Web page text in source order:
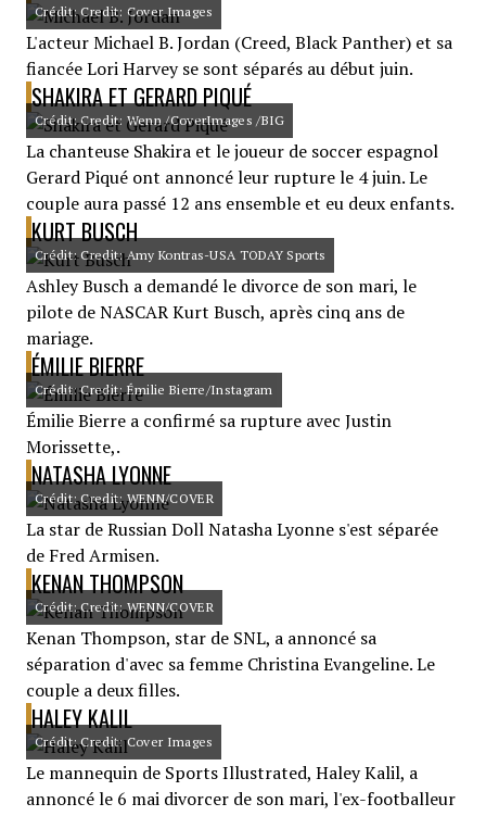
Crédit: Credit: Cover Images
L'acteur Michael B. Jordan (Creed, Black Panther) et sa
fiancée Lori Harvey se sont séparés au début juin.
SHAKIRA ET GERARD PIQUÉ
Crédit: Credit: Wenn /CoverImages /BIG
La chanteuse Shakira et le joueur de soccer espagnol
Gerard Piqué ont annoncé leur rupture le 4 juin. Le
couple aura passé 12 ans ensemble et eu deux enfants.
KURT BUSCH
Crédit: Credit: Amy Kontras-USA TODAY Sports
Ashley Busch a demandé le divorce de son mari, le
pilote de NASCAR Kurt Busch, après cinq ans de
mariage.
ÉMILIE BIERRE
Crédit: Credit: Émilie Bierre/Instagram
Émilie Bierre a confirmé sa rupture avec Justin
Morissette,.
NATASHA LYONNE
Crédit: Credit: WENN/COVER
La star de Russian Doll Natasha Lyonne s'est séparée
de Fred Armisen.
KENAN THOMPSON
Crédit: Credit: WENN/COVER
Kenan Thompson, star de SNL, a annoncé sa
séparation d'avec sa femme Christina Evangeline. Le
couple a deux filles.
HALEY KALIL
Crédit: Credit: Cover Images
Le mannequin de Sports Illustrated, Haley Kalil, a
annoncé le 6 mai divorcer de son mari, l'ex-footballeur